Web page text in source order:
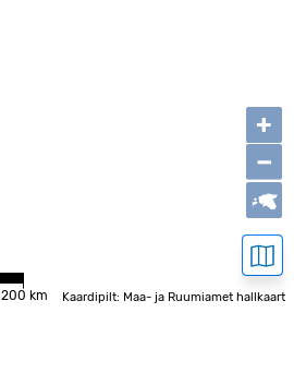
+
−
Kaardipilt: Maa- ja Ruumiamet hallkaart
200 km